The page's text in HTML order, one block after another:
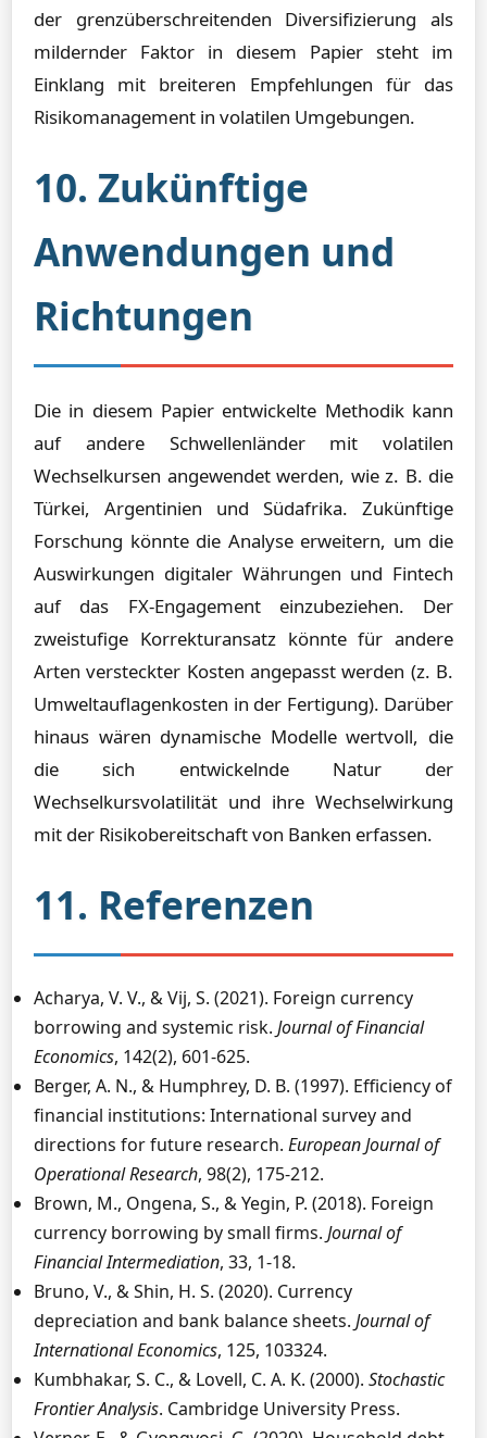
der grenzüberschreitenden Diversifizierung als
mildernder Faktor in diesem Papier steht im
Einklang mit breiteren Empfehlungen für das
Risikomanagement in volatilen Umgebungen.
10. Zukünftige
Anwendungen und
Richtungen
Die in diesem Papier entwickelte Methodik kann
auf andere Schwellenländer mit volatilen
Wechselkursen angewendet werden, wie z. B. die
Türkei, Argentinien und Südafrika. Zukünftige
Forschung könnte die Analyse erweitern, um die
Auswirkungen digitaler Währungen und Fintech
auf das FX-Engagement einzubeziehen. Der
zweistufige Korrekturansatz könnte für andere
Arten versteckter Kosten angepasst werden (z. B.
Umweltauflagenkosten in der Fertigung). Darüber
hinaus wären dynamische Modelle wertvoll, die
die sich entwickelnde Natur der
Wechselkursvolatilität und ihre Wechselwirkung
mit der Risikobereitschaft von Banken erfassen.
11. Referenzen
Acharya, V. V., & Vij, S. (2021). Foreign currency
borrowing and systemic risk. Journal of Financial
Economics, 142(2), 601-625.
Berger, A. N., & Humphrey, D. B. (1997). Efficiency of
financial institutions: International survey and
directions for future research. European Journal of
Operational Research, 98(2), 175-212.
Brown, M., Ongena, S., & Yegin, P. (2018). Foreign
currency borrowing by small firms. Journal of
Financial Intermediation, 33, 1-18.
Bruno, V., & Shin, H. S. (2020). Currency
depreciation and bank balance sheets. Journal of
International Economics, 125, 103324.
Kumbhakar, S. C., & Lovell, C. A. K. (2000). Stochastic
Frontier Analysis. Cambridge University Press.